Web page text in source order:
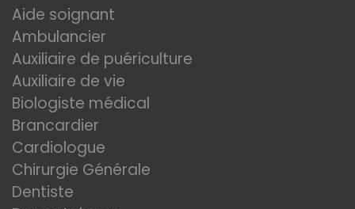
Aide soignant
Ambulancier
Auxiliaire de puériculture
Auxiliaire de vie
Biologiste médical
Brancardier
Cardiologue
Chirurgie Générale
Dentiste